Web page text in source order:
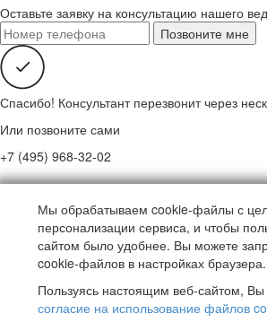
Мы обрабатываем cookie-файлы с
персонализации сервиса, и чтобы
сайтом было удобнее. Вы можете
cookie-файлов в настройках браузера.
Пользуясь настоящим веб-сайтом, Вы
согласие на использование файлов
Оставьте заявку на консультацию нашего
Спасибо! Консультант перезвонит через
Или позвоните сами
+7 (495) 968-32-02